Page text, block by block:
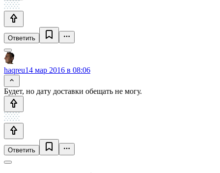
Ответить
haqreu14 мар 2016 в 08:06
Будет, но дату доставки обещать не могу.
Ответить